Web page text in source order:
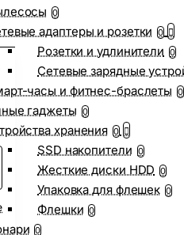
0
адаптеры и розетки 0
Розетки и удлинители 0
Сетевые зарядные
часы и фитнес-браслеты 0
гаджеты 0
хранения 0
SSD накопители 0
Жесткие диски HDD 0
Упаковка для флешек 0
Флешки 0
0